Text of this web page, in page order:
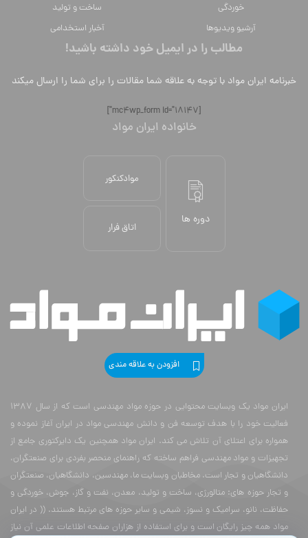
خوردگی
ساخت و تولید
آرشیو ویدیوها
آخبار استخدامی
مطالب را در ایمیل خود داشته باشید!
خبرنامه ایران مواد با توجه به علاقه شما مقالات را برای شما را ارسال میکند
[mc4wp_form id="18147"]
خانواده ایران مواد
دوره ها
موادکنکور
اتاق فرار
افزودن به علاقه مندی
ایران مواد یک وبسایت محتوایی در حوزه مواد مهندسی است که از سال 1387
فعالیت خود را با هدف توسعه فن و دانش مهندسی مواد در ایران آغاز نموده و
همواره برای اعتلای آن تلاش می کند. ایران مواد همچنین یک دایرکتوری جامع از
تجهیزات و مواد مهندسی فراهم ساخته که راهنمای منحصر بفردی برای صنعتگران،
دانشگاهیان و تجار است. مخاطبان وبسایت ما، مهندسین، دانشگاهیان، صنعتگران
و تجار حوزه های: متالورژی، ساخت و تولید، معدن، نفت و گاز، جوش، خوردگی و
حفاظت، نانو، سرامیک و نسوز، شیمی و سایر حوزه های مرتبط هستند. (( در ایران
مواد همه چیز رایگان است و برای استفاده از هزاران صفحه اطلاعات علمی آن نیاز